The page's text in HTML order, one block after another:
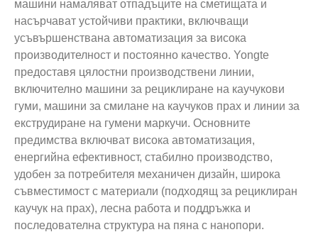
машини намаляват отпадъците на сметищата и
насърчават устойчиви практики, включващи
усъвършенствана автоматизация за висока
производителност и постоянно качество. Yongte
предоставя цялостни производствени линии,
включително машини за рециклиране на каучукови
гуми, машини за смилане на каучуков прах и линии за
екструдиране на гумени маркучи. Основните
предимства включват висока автоматизация,
енергийна ефективност, стабилно производство,
удобен за потребителя механичен дизайн, широка
съвместимост с материали (подходящ за рециклиран
каучук на прах), лесна работа и поддръжка и
последователна структура на пяна с нанопори.